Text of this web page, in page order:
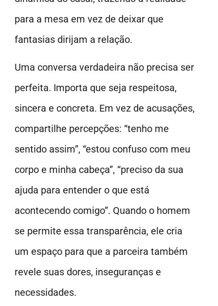
para a mesa em vez de deixar que
fantasias dirijam a relação.
Uma conversa verdadeira não precisa ser
perfeita. Importa que seja respeitosa,
sincera e concreta. Em vez de acusações,
compartilhe percepções: “tenho me
sentido assim”, “estou confuso com meu
corpo e minha cabeça”, “preciso da sua
ajuda para entender o que está
acontecendo comigo”. Quando o homem
se permite essa transparência, ele cria
um espaço para que a parceira também
revele suas dores, inseguranças e
necessidades.